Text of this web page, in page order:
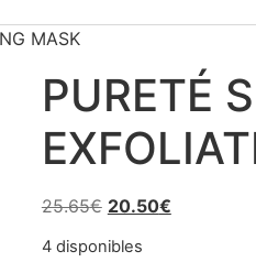
MASK
PURETÉ
25.65€ 20.50€
4 disponibles